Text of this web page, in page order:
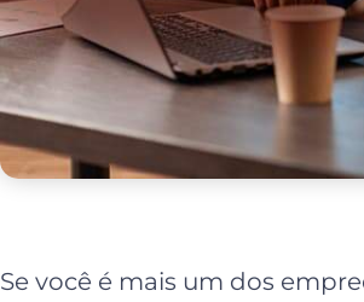
Se você é mais um dos